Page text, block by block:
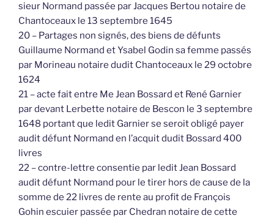
sieur Normand passée par Jacques Bertou notaire de
Chantoceaux le 13 septembre 1645
20 – Partages non signés, des biens de défunts
Guillaume Normand et Ysabel Godin sa femme passés
par Morineau notaire dudit Chantoceaux le 29 octobre
1624
21 – acte fait entre Me Jean Bossard et René Garnier
par devant Lerbette notaire de Bescon le 3 septembre
1648 portant que ledit Garnier se seroit obligé payer
audit défunt Normand en l’acquit dudit Bossard 400
livres
22 – contre-lettre consentie par ledit Jean Bossard
audit défunt Normand pour le tirer hors de cause de la
somme de 22 livres de rente au profit de François
Gohin escuier passée par Chedran notaire de cette